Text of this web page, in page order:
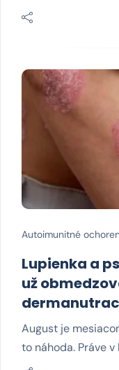
Autoimunitné
Lupienka a
už
August je
to náhoda. Práve v